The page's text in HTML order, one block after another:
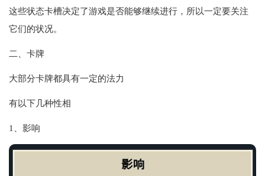
这些状态卡槽决定了游戏是否能够继续进行，所以一定要关注
它们的状况。
二、卡牌
大部分卡牌都具有一定的法力
有以下几种性相
1、影响